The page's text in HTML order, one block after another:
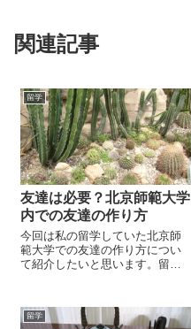
関連記事
留学
友達は必要？北京師範大学
内での友達の作り方
今回は私の留学していた北京師
範大学での友達の作り方につい
て紹介したいと思います。留学
です。仲間がいるだけで精神的
にも安定できます。初めての外
留学